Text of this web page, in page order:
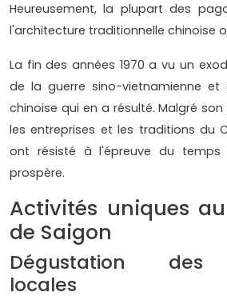
Heureusement, la plupart des
l'architecture traditionnelle chinoise
La fin des années 1970 a vu un
de la guerre sino-vietnamienne
chinoise qui en a résulté. Malgré
les entreprises et les traditions du
ont résisté à l'épreuve du
prospère.
Activités uniques
de Saigon
Dégustation des
locales